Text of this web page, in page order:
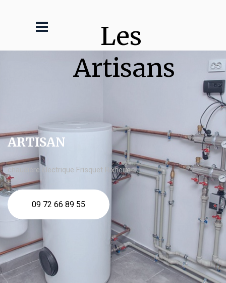
Les
Artisans
ARTISAN
chaudière électrique Frisquet Rixheim
09 72 66 89 55